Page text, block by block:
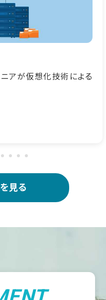
が仮想化技術による
見る